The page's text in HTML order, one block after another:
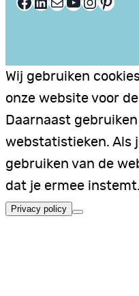
Wij gebruiken
onze website voor
Daarnaast
webstatistieken. Als
gebruiken van de
dat je ermee instemt.
Privacy policy